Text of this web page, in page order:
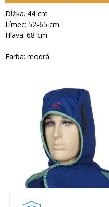
Dĺžka. 44 cm
Límec: 52-65 cm
Hlava: 68 cm
Farba: modrá